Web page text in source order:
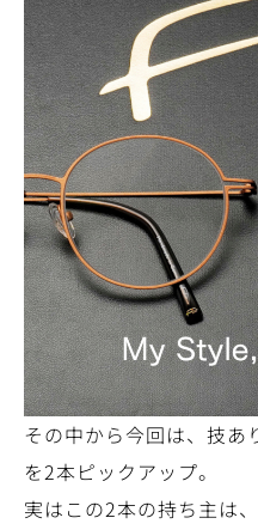
その中から今回は、技あ
を2本ピックアップ。
実はこの2本の持ち主は